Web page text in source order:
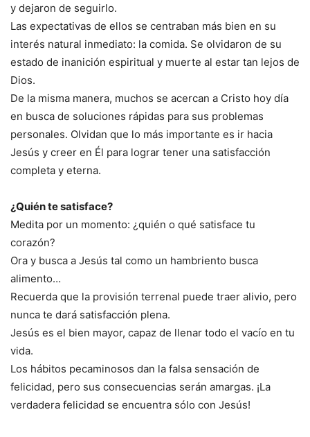
y dejaron de seguirlo.
Las expectativas de ellos se centraban más bien en su
interés natural inmediato: la comida. Se olvidaron de su
estado de inanición espiritual y muerte al estar tan lejos de
Dios.
De la misma manera, muchos se acercan a Cristo hoy día
en busca de soluciones rápidas para sus problemas
personales. Olvidan que lo más importante es ir hacia
Jesús y creer en Él para lograr tener una satisfacción
completa y eterna.
¿Quién te satisface?
Medita por un momento: ¿quién o qué satisface tu
corazón?
Ora y busca a Jesús tal como un hambriento busca
alimento…
Recuerda que la provisión terrenal puede traer alivio, pero
nunca te dará satisfacción plena.
Jesús es el bien mayor, capaz de llenar todo el vacío en tu
vida.
Los hábitos pecaminosos dan la falsa sensación de
felicidad, pero sus consecuencias serán amargas. ¡La
verdadera felicidad se encuentra sólo con Jesús!